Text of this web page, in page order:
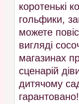
коротенькі
гольфики,
можете
вигляді
магазинах
сценарій
дитячому
гарантовано!